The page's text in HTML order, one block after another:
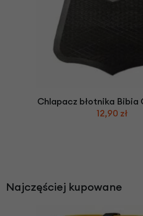
Chlapacz błotnika Bibia
12,90 zł
Najczęściej kupowane